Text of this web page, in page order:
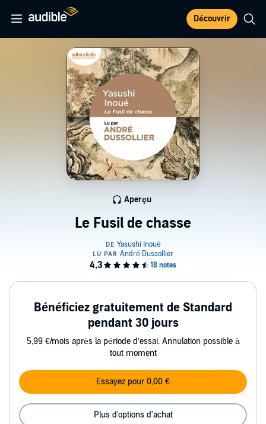
Découvrir
Le Fusil de chasse
Aperçu
Bénéficiez gratuitement de Standard
pendant 30 jours
5,99 €/mois après la période d’essai. Annulation possible à
tout moment
Essayez pour 0,00 €
Plus d'options d'achat